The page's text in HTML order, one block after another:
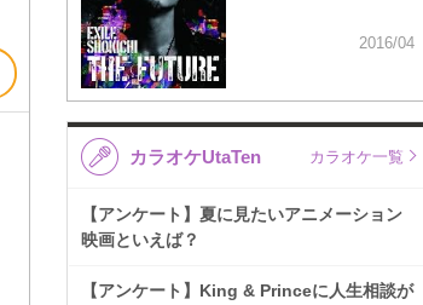
2016/04
カラオケUtaTen カラオケ一覧
【アンケート】夏に見たいアニメーション
映画といえば？
【アンケート】King & Princeに人生相談が